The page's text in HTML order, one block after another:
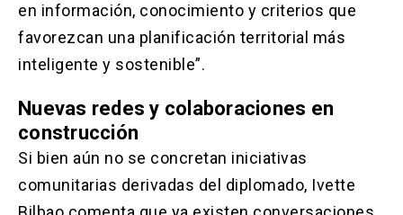
en información, conocimiento y criterios que
favorezcan una planificación territorial más
inteligente y sostenible”.
Nuevas redes y colaboraciones en
construcción
Si bien aún no se concretan iniciativas
comunitarias derivadas del diplomado, Ivette